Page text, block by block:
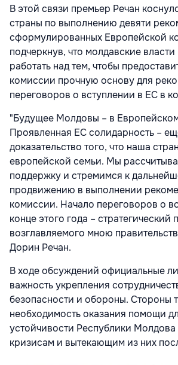
В этой связи премьер Речан
страны по выполнению девяти
сформулированных Европейской
подчеркнув, что молдавские
работать над тем, чтобы
комиссии прочную основу для
переговоров о вступлении в ЕС в
"Будущее Молдовы – в
Проявленная ЕС солидарность –
доказательство того, что наша
европейской семьи. Мы
поддержку и стремимся к
продвижению в выполнении
комиссии. Начало переговоров о
конце этого года – стратегический
возглавляемого мною
Дорин Речан.
В ходе обсуждений официальные
важность укрепления
безопасности и обороны. Стороны
необходимость оказания помощи
устойчивости Республики
кризисам и вытекающим из них